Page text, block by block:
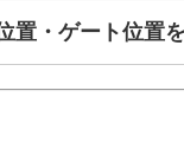
置・ゲート位置